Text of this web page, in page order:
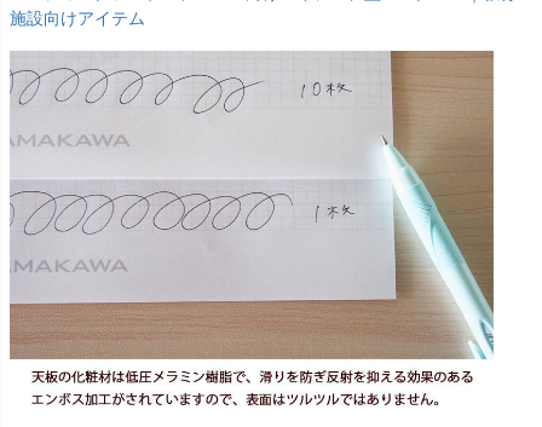
施設向けアイテム